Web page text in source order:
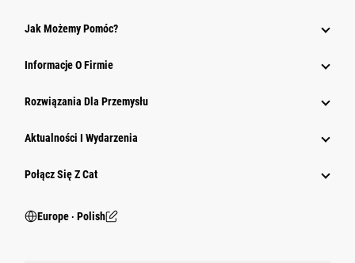
Jak Możemy Pomóc?
Informacje O Firmie
Rozwiązania Dla Przemysłu
Aktualności I Wydarzenia
Połącz Się Z Cat
Europe ‧ Polish